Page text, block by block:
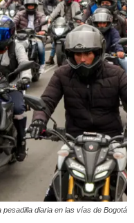
pesadilla diaria en las vías de Bogotá